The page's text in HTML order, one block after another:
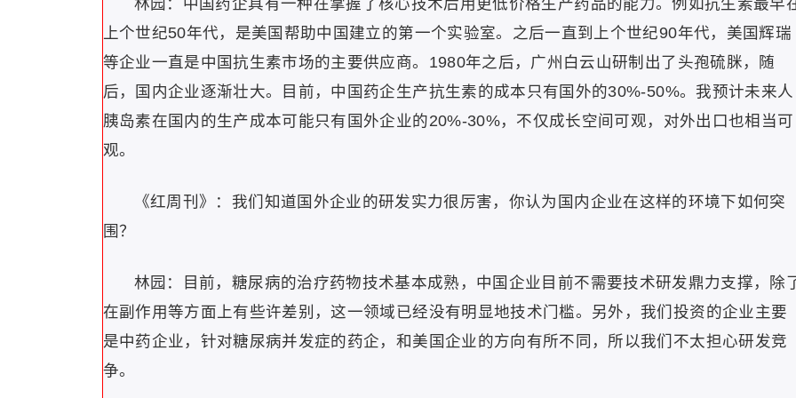
林园：中国药企具有一种在掌握了核心技术后用更低价格生产药品的能力。例如抗生素最早
上个世纪50年代，是美国帮助中国建立的第一个实验室。之后一直到上个世纪90年代，美国辉瑞
等企业一直是中国抗生素市场的主要供应商。1980年之后，广州白云山研制出了头孢硫脒，随
后，国内企业逐渐壮大。目前，中国药企生产抗生素的成本只有国外的30%-50%。我预计未来人
胰岛素在国内的生产成本可能只有国外企业的20%-30%，不仅成长空间可观，对外出口也相当可
观。
《红周刊》：我们知道国外企业的研发实力很厉害，你认为国内企业在这样的环境下如何突
围？
林园：目前，糖尿病的治疗药物技术基本成熟，中国企业目前不需要技术研发鼎力支撑，除
在副作用等方面上有些许差别，这一领域已经没有明显地技术门槛。另外，我们投资的企业主要
是中药企业，针对糖尿病并发症的药企，和美国企业的方向有所不同，所以我们不太担心研发竞
争。